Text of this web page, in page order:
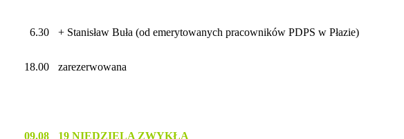
6.30 + Stanisław Buła (od emerytowanych pracowników PDPS w Płazie)
18.00 zarezerwowana
09.08 19 NIEDZIELA ZWYKŁA